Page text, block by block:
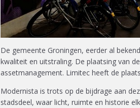
De gemeente Groningen, eerder al
kwaliteit en uitstraling. De plaatsing van
assetmanagement. Limitec heeft de
Modernista is trots op de bijdrage aan
stadsdeel, waar licht, ruimte en historie